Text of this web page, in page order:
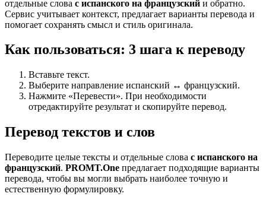
отдельные слова с испанского на французский и обратно.
Сервис учитывает контекст, предлагает варианты перевода и
помогает сохранять смысл и стиль оригинала.
Как пользоваться: 3 шага к переводу
Вставьте текст.
Выберите направление испанский ↔ французский.
Нажмите «Перевести». При необходимости
отредактируйте результат и скопируйте перевод.
Перевод текстов и слов
Переводите целые тексты и отдельные слова с испанского на
французский. PROMT.One предлагает подходящие варианты
перевода, чтобы вы могли выбрать наиболее точную и
естественную формулировку.